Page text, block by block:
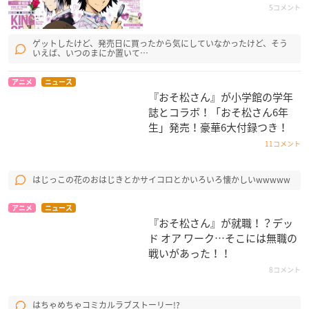
5コメント
ゲットしたけど、発売日に買ったから気にしていなかったけど、そう
いえば、いつのまにか置いて…
アニメ ニュース
『おそ松さん』が小学館の学年
誌とコラボ！「おそ松さん6年
生」発売！豪華6大付録つき！
11コメント
はじっこの花のおはじきとかサイコロとかいろいろ懐かしいwwwww
アニメ ニュース
『おそ松さん』が就職！？デッ
ド オア ワーク…そこには無職の
戦いがあった！！
8コメント
はちゃめちゃコミカルラブストーリー!?